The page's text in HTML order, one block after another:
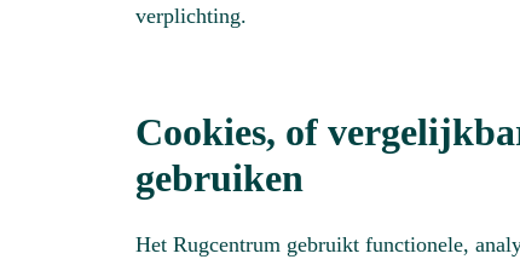
verplichting.
Cookies, of
gebruiken
Het Rugcentrum gebruikt functionele,